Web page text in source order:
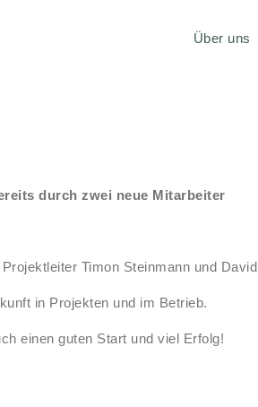
Über uns
durch zwei neue Mitarbeiter
Timon Steinmann und David
in Projekten und im Betrieb.
einen guten Start und viel Erfolg!